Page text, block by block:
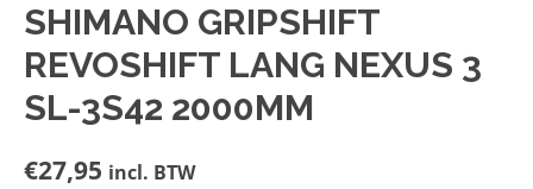
SHIMANO GRIPSHIFT
REVOSHIFT LANG NEXUS 3
SL-3S42 2000MM
€27,95 incl. BTW